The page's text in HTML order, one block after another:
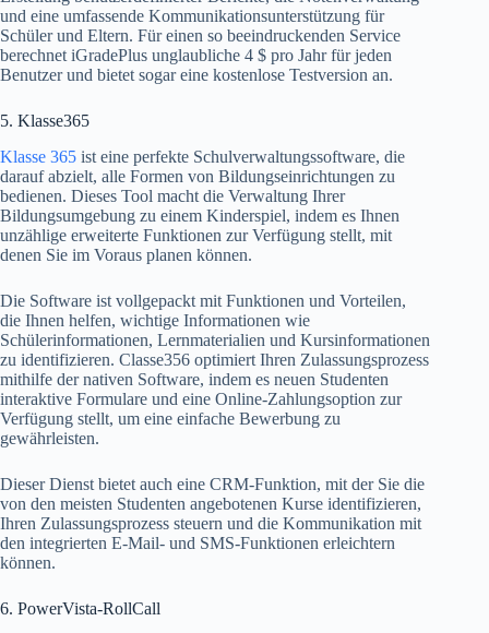
und eine umfassende Kommunikationsunterstützung für
Schüler und Eltern. Für einen so beeindruckenden Service
berechnet iGradePlus unglaubliche 4 $ pro Jahr für jeden
Benutzer und bietet sogar eine kostenlose Testversion an.
5. Klasse365
Klasse 365 ist eine perfekte Schulverwaltungssoftware, die
darauf abzielt, alle Formen von Bildungseinrichtungen zu
bedienen. Dieses Tool macht die Verwaltung Ihrer
Bildungsumgebung zu einem Kinderspiel, indem es Ihnen
unzählige erweiterte Funktionen zur Verfügung stellt, mit
denen Sie im Voraus planen können.
Die Software ist vollgepackt mit Funktionen und Vorteilen,
die Ihnen helfen, wichtige Informationen wie
Schülerinformationen, Lernmaterialien und Kursinformationen
zu identifizieren. Classe356 optimiert Ihren Zulassungsprozess
mithilfe der nativen Software, indem es neuen Studenten
interaktive Formulare und eine Online-Zahlungsoption zur
Verfügung stellt, um eine einfache Bewerbung zu
gewährleisten.
Dieser Dienst bietet auch eine CRM-Funktion, mit der Sie die
von den meisten Studenten angebotenen Kurse identifizieren,
Ihren Zulassungsprozess steuern und die Kommunikation mit
den integrierten E-Mail- und SMS-Funktionen erleichtern
können.
6. PowerVista-RollCall